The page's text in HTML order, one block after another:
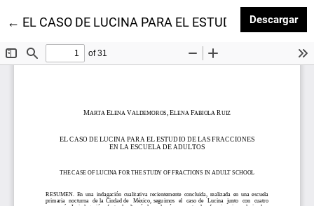
← Volver a los detalles del artículo
EL CASO DE LUCINA PARA EL ESTUDIO DE LAS
Descargar